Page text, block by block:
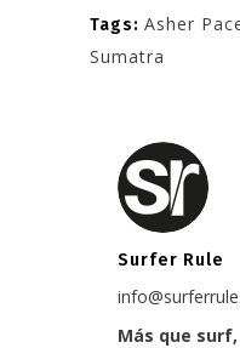
Tags: Asher
Sumatra
Surfer Rule
Más que